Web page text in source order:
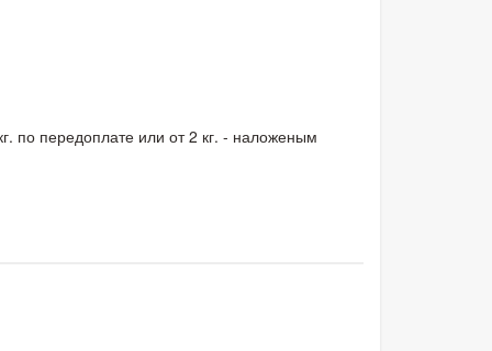
по передоплате или от 2 кг. - наложеным